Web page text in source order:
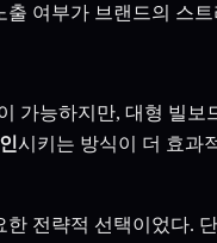
여부가 브랜드의 스
가능하지만, 대형 빌보
시키는 방식이 더 효과
전략적 선택이었다.